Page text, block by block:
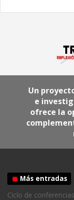
Un
e
ofrece la
Más entradas
Ciclo de